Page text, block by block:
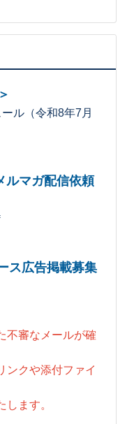
ル（令和8年7月
ルマガ配信依頼
ス広告掲載募集
不審なメールが確
ンクや添付ファイ
ます。